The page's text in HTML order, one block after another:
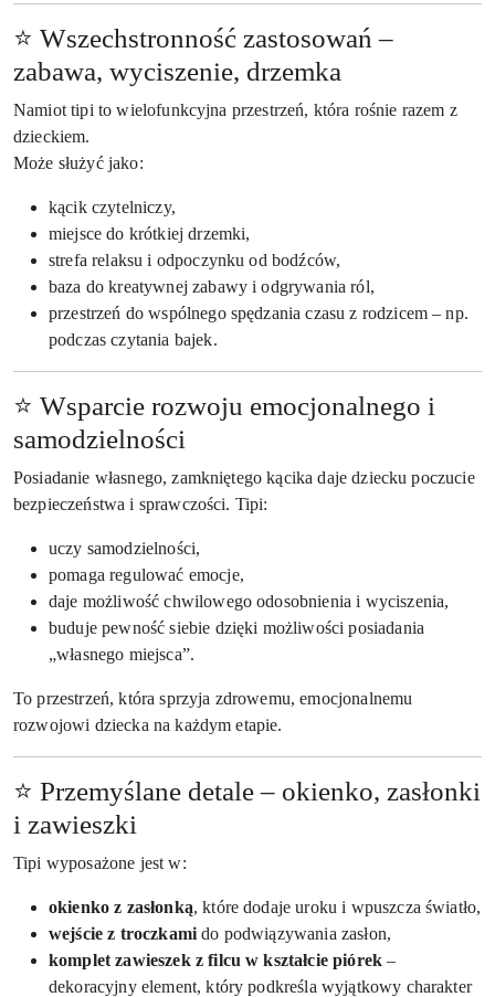
⭐ Wszechstronność zastosowań –
zabawa, wyciszenie, drzemka
Namiot tipi to wielofunkcyjna przestrzeń, która rośnie razem z
dzieckiem.
Może służyć jako:
kącik czytelniczy,
miejsce do krótkiej drzemki,
strefa relaksu i odpoczynku od bodźców,
baza do kreatywnej zabawy i odgrywania ról,
przestrzeń do wspólnego spędzania czasu z rodzicem – np.
podczas czytania bajek.
⭐ Wsparcie rozwoju emocjonalnego i
samodzielności
Posiadanie własnego, zamkniętego kącika daje dziecku poczucie
bezpieczeństwa i sprawczości. Tipi:
uczy samodzielności,
pomaga regulować emocje,
daje możliwość chwilowego odosobnienia i wyciszenia,
buduje pewność siebie dzięki możliwości posiadania
„własnego miejsca”.
To przestrzeń, która sprzyja zdrowemu, emocjonalnemu
rozwojowi dziecka na każdym etapie.
⭐ Przemyślane detale – okienko, zasłonki
i zawieszki
Tipi wyposażone jest w:
okienko z zasłonką, które dodaje uroku i wpuszcza światło,
wejście z troczkami do podwiązywania zasłon,
komplet zawieszek z filcu w kształcie piórek –
dekoracyjny element, który podkreśla wyjątkowy charakter